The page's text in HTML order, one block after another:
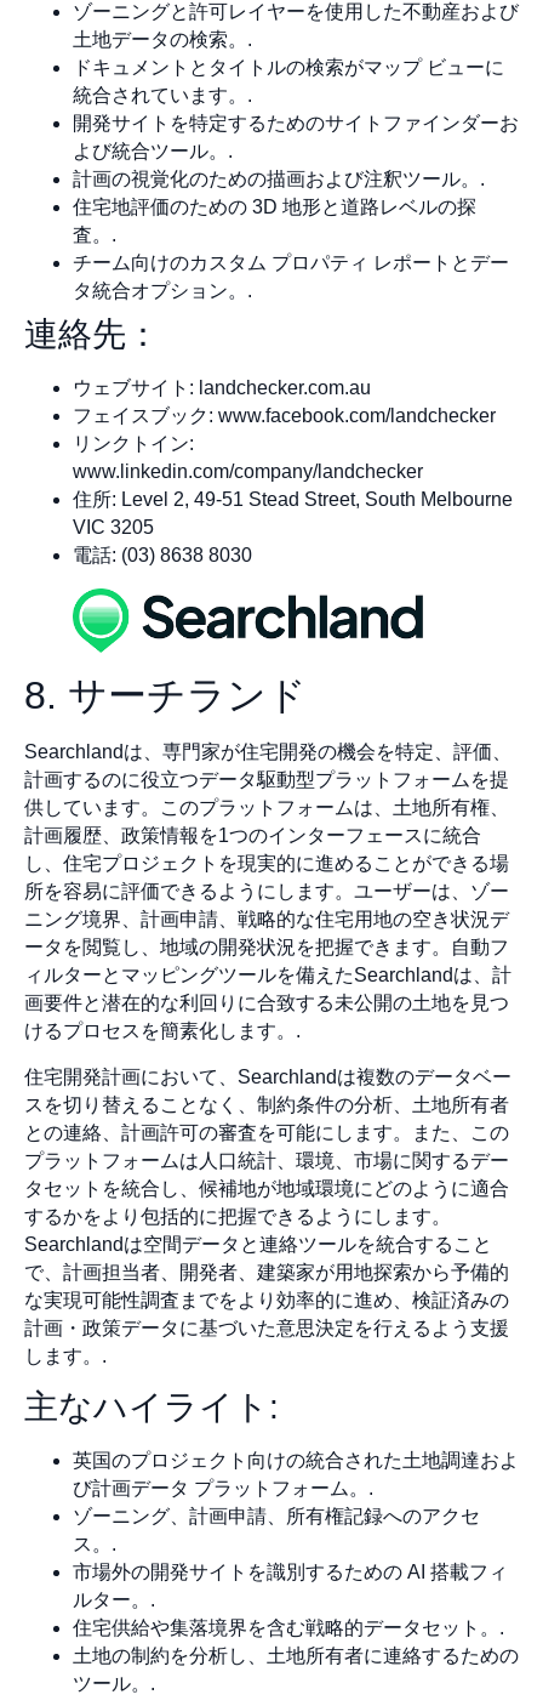
ゾーニングと許可レイヤーを使用した不動産および
土地データの検索。.
ドキュメントとタイトルの検索がマップ ビューに
統合されています。.
開発サイトを特定するためのサイトファインダーお
よび統合ツール。.
計画の視覚化のための描画および注釈ツール。.
住宅地評価のための 3D 地形と道路レベルの探
査。.
チーム向けのカスタム プロパティ レポートとデー
タ統合オプション。.
連絡先：
ウェブサイト: landchecker.com.au
フェイスブック: www.facebook.com/landchecker
リンクトイン:
www.linkedin.com/company/landchecker
住所: Level 2, 49-51 Stead Street, South Melbourne
VIC 3205
電話: (03) 8638 8030
8. サーチランド
Searchlandは、専門家が住宅開発の機会を特定、評価、
計画するのに役立つデータ駆動型プラットフォームを提
供しています。このプラットフォームは、土地所有権、
計画履歴、政策情報を1つのインターフェースに統合
し、住宅プロジェクトを現実的に進めることができる場
所を容易に評価できるようにします。ユーザーは、ゾー
ニング境界、計画申請、戦略的な住宅用地の空き状況デ
ータを閲覧し、地域の開発状況を把握できます。自動フ
ィルターとマッピングツールを備えたSearchlandは、計
画要件と潜在的な利回りに合致する未公開の土地を見つ
けるプロセスを簡素化します。.
住宅開発計画において、Searchlandは複数のデータベー
スを切り替えることなく、制約条件の分析、土地所有者
との連絡、計画許可の審査を可能にします。また、この
プラットフォームは人口統計、環境、市場に関するデー
タセットを統合し、候補地が地域環境にどのように適合
するかをより包括的に把握できるようにします。
Searchlandは空間データと連絡ツールを統合すること
で、計画担当者、開発者、建築家が用地探索から予備的
な実現可能性調査までをより効率的に進め、検証済みの
計画・政策データに基づいた意思決定を行えるよう支援
します。.
主なハイライト:
英国のプロジェクト向けの統合された土地調達およ
び計画データ プラットフォーム。.
ゾーニング、計画申請、所有権記録へのアクセ
ス。.
市場外の開発サイトを識別するための AI 搭載フィ
ルター。.
住宅供給や集落境界を含む戦略的データセット。.
土地の制約を分析し、土地所有者に連絡するための
ツール。.